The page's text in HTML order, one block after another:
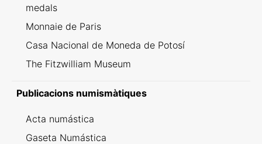
medals
Monnaie de Paris
Casa Nacional de Moneda de Potosí
The Fitzwilliam Museum
Publicacions numismàtiques
Acta numástica
Gaseta Numástica